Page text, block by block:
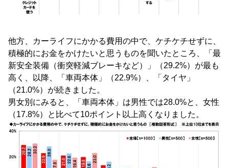
他方、カーライフにかかる費用の中で、ケチケチせずに、
積極的にお金をかけたいと思うものを聞いたところ、「最
新安全装備（衝突軽減ブレーキなど）」（29.2%）が最も
高く、以降、「車両本体」（22.9%）、「タイヤ」
（21.0%）が続きました。
男女別にみると、「車両本体」は男性では28.0%と、女性
（17.8%）と比べて10ポイント以上高くなりました。